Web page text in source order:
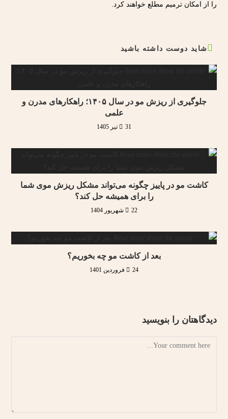
را از امکان ترمیم مطلع خواهند کرد.
شاید دوست داشته باشید
جلوگیری از ریزش مو در سال ۱۴۰۵؛ راهکارهای مدرن و
علمی
31 تیر 1405
کاشت مو در پاییز چگونه می‌تواند مشکل ریزش موی شما
را برای همیشه حل کند؟
22 شهریور 1404
بعد از کاشت مو چه بخوریم؟
24 فروردین 1401
دیدگاهتان را بنویسید